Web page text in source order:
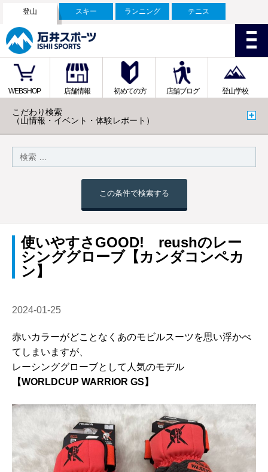
登山 スキー ランニング テニス
WEBSHOP 店舗情報 初めての方 店舗ブログ 登山学校
こだわり検索
（山情報・イベント・体験レポート）
この条件で検索する
使いやすさGOOD! reushのレー
シンググローブ【カンダコンペカ
ン】
2024-01-25
赤いカラーがどことなくあのモビルスーツを思い浮かべ
てしまいますが、
レーシンググローブとして人気のモデル
【WORLDCUP WARRIOR GS】